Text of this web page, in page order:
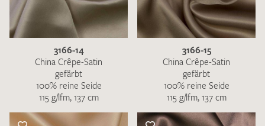
3166-14
China Crêpe-Satin
gefärbt
100% reine Seide
115 g/lfm, 137 cm
3166-15
China Crêpe-Satin
gefärbt
100% reine Seide
115 g/lfm, 137 cm